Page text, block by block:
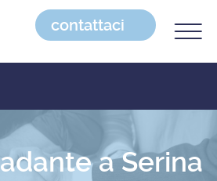
contattaci
a Serina